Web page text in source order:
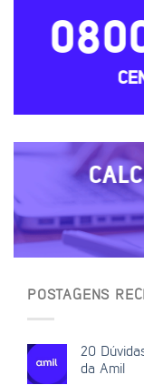
POSTAGENS
20
da Amil